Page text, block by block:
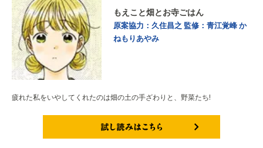
もえこと畑とお寺ごはん
原案協力：久住昌之 監修：青江覚峰か
ねもりあやみ
疲れた私をいやしてくれたのは畑の土の手ざわりと、野菜たち!